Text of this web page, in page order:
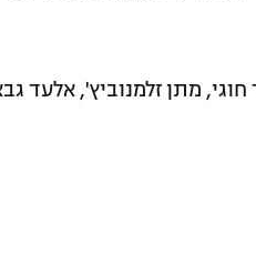
מתן זלמנוביץ', אלעד